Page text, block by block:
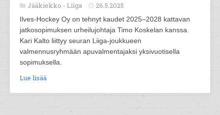
Jääkiekko - Liiga 26.5.2025
Ilves-Hockey Oy on tehnyt kaudet 2025–2028 kattavan
jatkosopimuksen urheilujohtaja Timo Koskelan kanssa.
Kari Kalto liittyy seuran Liiga-joukkueen
valmennusryhmään apuvalmentajaksi yksivuotisella
sopimuksella.
Lue lisää